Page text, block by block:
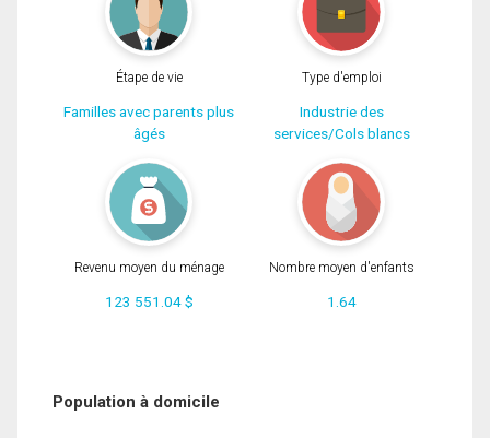
Étape de vie
Familles avec parents plus
âgés
Type d'emploi
Industrie des
services/Cols blancs
Revenu moyen du ménage
123 551.04 $
Nombre moyen d'enfants
1.64
Population à domicile